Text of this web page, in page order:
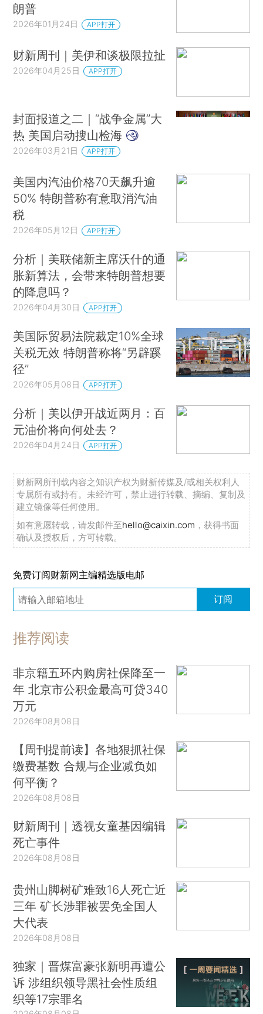
朗普
2026年01月24日 APP打开
财新周刊｜美伊和谈极限拉扯
2026年04月25日 APP打开
封面报道之二｜“战争金属”大
热 美国启动搜山检海
2026年03月21日 APP打开
美国内汽油价格70天飙升逾
50% 特朗普称有意取消汽油
税
2026年05月12日 APP打开
分析｜美联储新主席沃什的通
胀新算法，会带来特朗普想要
的降息吗？
2026年04月30日 APP打开
美国际贸易法院裁定10%全球
关税无效 特朗普称将“另辟蹊
径”
2026年05月08日 APP打开
分析｜美以伊开战近两月：百
元油价将向何处去？
2026年04月24日 APP打开
财新网所刊载内容之知识产权为财新传媒及/或相关权利人
专属所有或持有。未经许可，禁止进行转载、摘编、复制及
建立镜像等任何使用。
如有意愿转载，请发邮件至hello@caixin.com ，获得书面
确认及授权后，方可转载。
免费订阅财新网主编精选版电邮
订阅
推荐阅读
非京籍五环内购房社保降至一
年 北京市公积金最高可贷340
万元
2026年08月08日
【周刊提前读】各地狠抓社保
缴费基数 合规与企业减负如
何平衡？
2026年08月08日
财新周刊｜透视女童基因编辑
死亡事件
2026年08月08日
贵州山脚树矿难致16人死亡近
三年 矿长涉罪被罢免全国人
大代表
2026年08月08日
独家｜晋煤富豪张新明再遭公
诉 涉组织领导黑社会性质组
织等17宗罪名